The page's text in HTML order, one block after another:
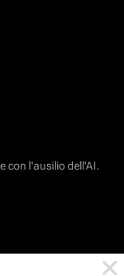
con l'ausilio dell'AI.